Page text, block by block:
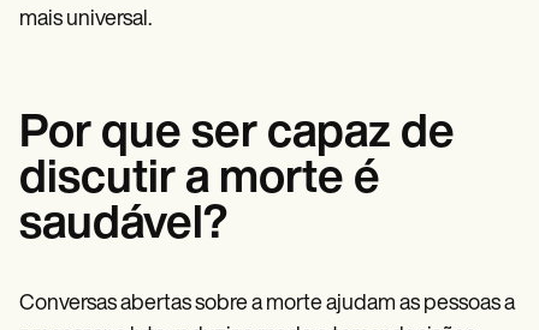
mais universal.
Por que ser capaz de
discutir a morte é
saudável?
Conversas abertas sobre a morte ajudam as pessoas a